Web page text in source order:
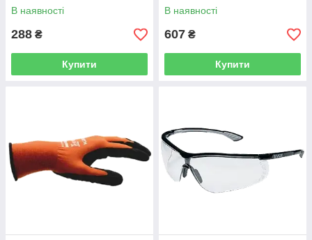
В наявності
288 ₴
Купити
В наявності
607 ₴
Купити